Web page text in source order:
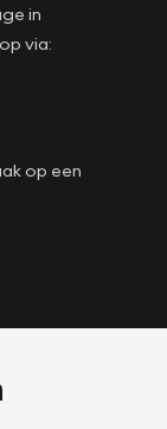
in
via:
op een